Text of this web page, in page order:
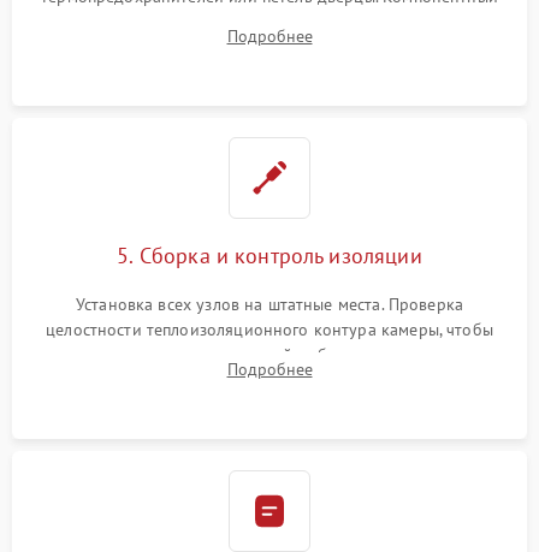
выгоревших реле, восстановление контактов и замена
Подробнее
5. Сборка и контроль изоляции
Установка всех узлов на штатные места. Проверка
целостности теплоизоляционного контура камеры, чтобы
исключить перегрев кухонной мебели и потерю тепла.
Надежная фиксация клемм и сборка корпуса шкафа.
Подробнее